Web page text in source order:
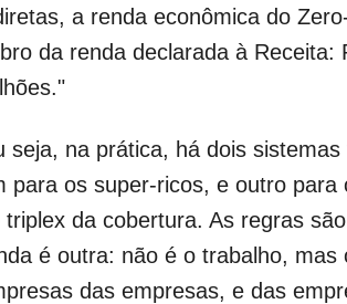
a renda econômica do
da renda declarada à Receita:
seja, na prática, há dois
para os super-ricos, e outro
triplex da cobertura. As regras
é outra: não é o trabalho,
das empresas, e das